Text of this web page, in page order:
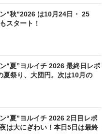
”秋”2026 は10月24日・ 25
スタート！
“夏”ヨルイチ 2026 最終日レポ
夏祭り、大団円。次は10月の
“夏”ヨルイチ 2026 2日目レポ
は大にぎわい！本日5日は最終